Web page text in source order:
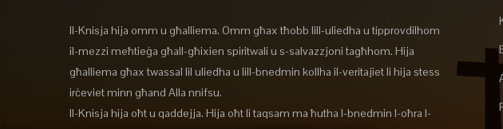
Il-Knisja hija omm u għalliema. Omm għax tħobb lill-uliedha u tipprovdilhom
il-mezzi meħtieġa għall-għixien spiritwali u s-salvazzjoni tagħhom. Hija
għalliema għax twassal lil uliedha u lill-bnedmin kollha il-veritajiet li hija stess
irċeviet minn għand Alla nnifsu.
Il-Knisja hija oħt u qaddejja. Hija oħt li taqsam ma ħutha l-bnedmin l-oħra l-